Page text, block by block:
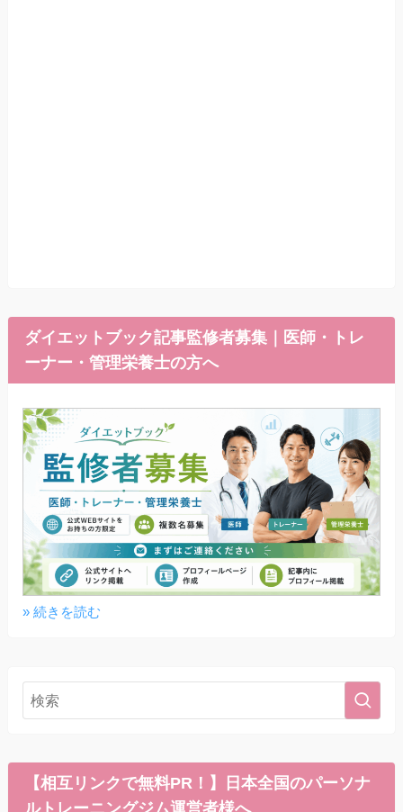
ダイエットブック記事監修者募集｜医師・トレ
ーナー・管理栄養士の方へ
» 続きを読む
【相互リンクで無料PR！】日本全国のパーソナ
ルトレーニングジム運営者様へ